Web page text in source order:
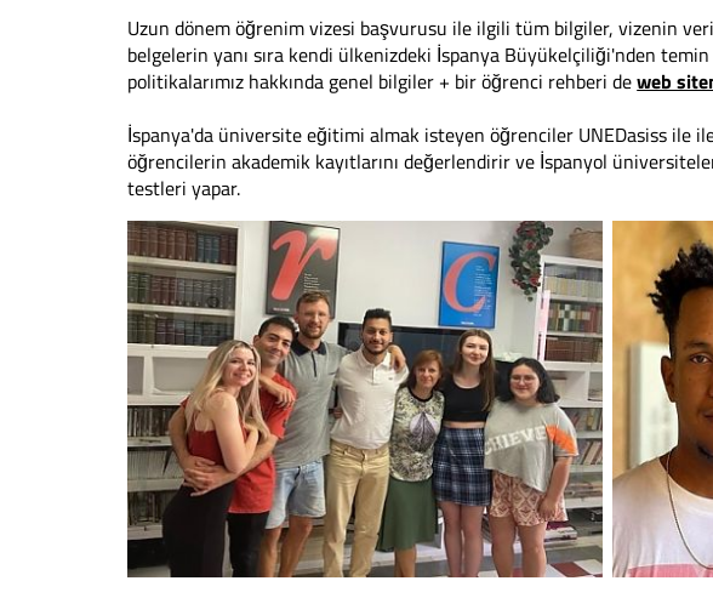
Uzun dönem öğrenim vizesi başvurusu ile ilgili tüm bilgiler, vizenin
belgelerin yanı sıra kendi ülkenizdeki İspanya Büyükelçiliği'nden
politikalarımız hakkında genel bilgiler + bir öğrenci rehberi deweb
İspanya'da üniversite eğitimi almak isteyen öğrenciler UNEDasiss ile
öğrencilerin akademik kayıtlarını değerlendirir ve İspanyol
testleri yapar.